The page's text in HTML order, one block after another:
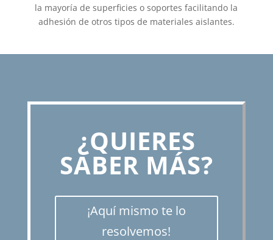
la mayoría de superficies o soportes facilitando la
adhesión de otros tipos de materiales aislantes.
¿QUIERES
SABER MÁS?
¡Aquí mismo te lo
resolvemos!